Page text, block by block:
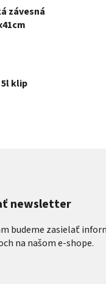
závesná
klip
newsletter
budeme zasielať
na našom e-shope.